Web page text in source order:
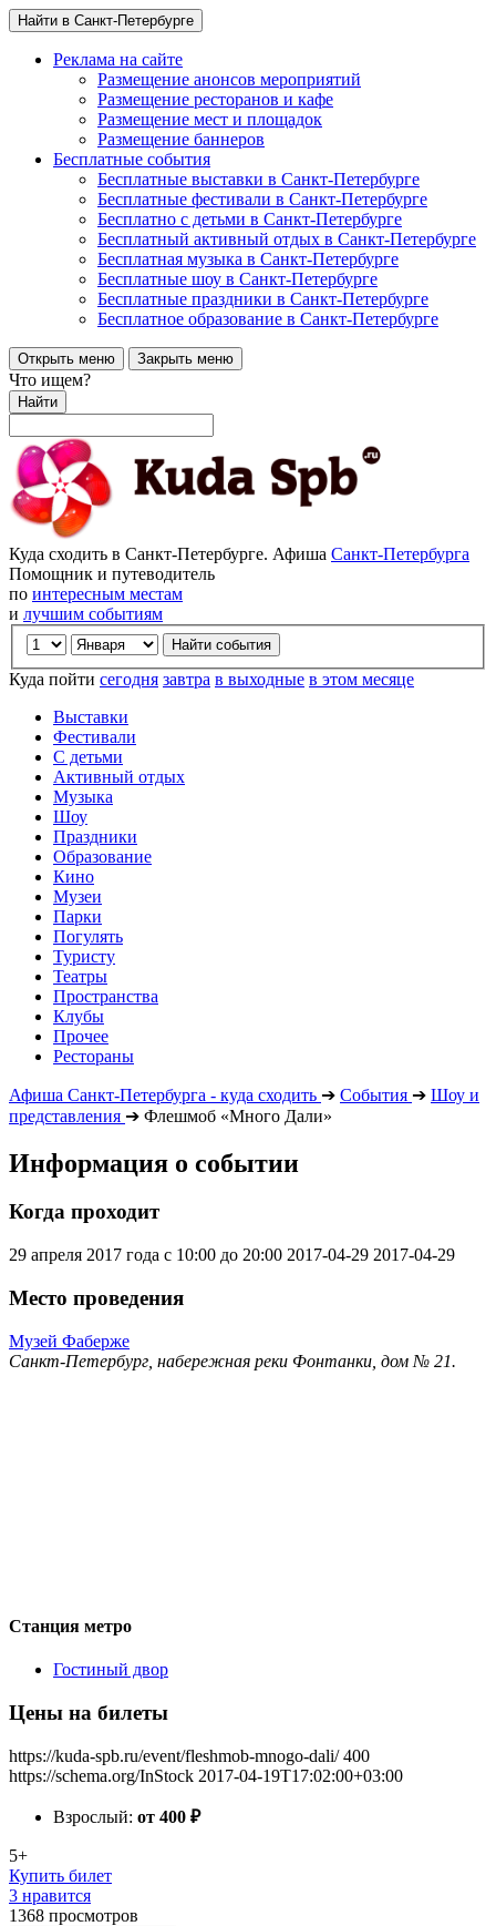
Найти в Санкт-Петербурге
Реклама на сайте
Размещение анонсов мероприятий
Размещение ресторанов и кафе
Размещение мест и площадок
Размещение баннеров
Бесплатные события
Бесплатные выставки в Санкт-Петербурге
Бесплатные фестивали в Санкт-Петербурге
Бесплатно с детьми в Санкт-Петербурге
Бесплатный активный отдых в Санкт-Петербурге
Бесплатная музыка в Санкт-Петербурге
Бесплатные шоу в Санкт-Петербурге
Бесплатные праздники в Санкт-Петербурге
Бесплатное образование в Санкт-Петербурге
Открыть меню Закрыть меню
Что ищем?
Найти
Куда сходить в Санкт-Петербурге. Афиша Санкт-Петербурга
Помощник и путеводитель
по интересным местам
и лучшим событиям
Куда пойти сегодня завтра в выходные в этом месяце
Выставки
Фестивали
С детьми
Активный отдых
Музыка
Шоу
Праздники
Образование
Кино
Музеи
Парки
Погулять
Туристу
Театры
Пространства
Клубы
Прочее
Рестораны
Афиша Санкт-Петербурга - куда сходить ➔ События ➔ Шоу и
представления ➔ Флешмоб «Много Дали»
Информация о событии
Когда проходит
29 апреля 2017 года с 10:00 до 20:00 2017-04-29 2017-04-29
Место проведения
Музей Фаберже
Санкт-Петербург, набережная реки Фонтанки, дом № 21.
Станция метро
Гостиный двор
Цены на билеты
https://kuda-spb.ru/event/fleshmob-mnogo-dali/ 400
https://schema.org/InStock 2017-04-19T17:02:00+03:00
Взрослый: от 400 ₽
5+
Купить билет
3 нравится
1368 просмотров